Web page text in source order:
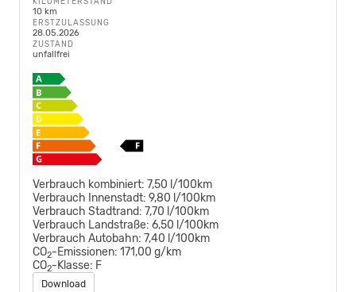
10 km
ERSTZULASSUNG
28.05.2026
ZUSTAND
unfallfrei
Verbrauch kombiniert: 7,50 l/100km
Verbrauch Innenstadt: 9,80 l/100km
Verbrauch Stadtrand: 7,70 l/100km
Verbrauch Landstraße: 6,50 l/100km
Verbrauch Autobahn: 7,40 l/100km
CO2-Emissionen: 171,00 g/km
CO2-Klasse: F
Download